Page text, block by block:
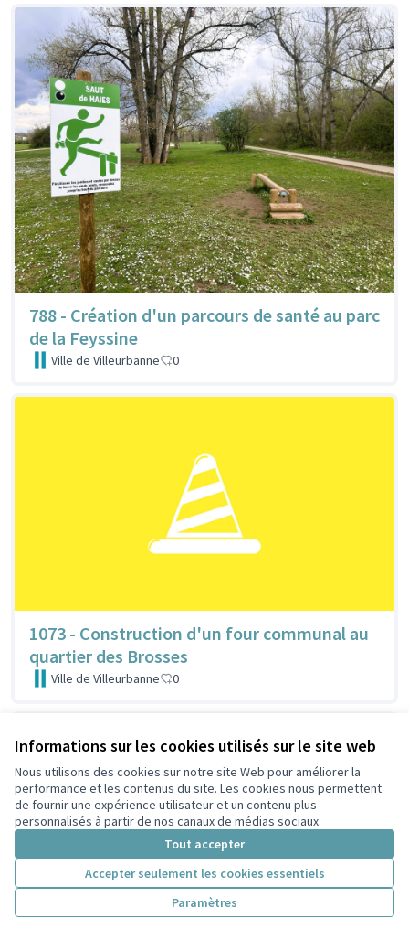
Informations sur les cookies utilisés sur le site web
Nous utilisons des cookies sur notre site Web pour améliorer la
performance et les contenus du site. Les cookies nous permettent
de fournir une expérience utilisateur et un contenu plus
personnalisés à partir de nos canaux de médias sociaux.
Tout accepter
Accepter seulement les cookies essentiels
Paramètres
788 - Création d'un parcours de santé au parc
de la Feyssine
Ville de Villeurbanne 0
1073 - Construction d'un four communal au
quartier des Brosses
Ville de Villeurbanne 0